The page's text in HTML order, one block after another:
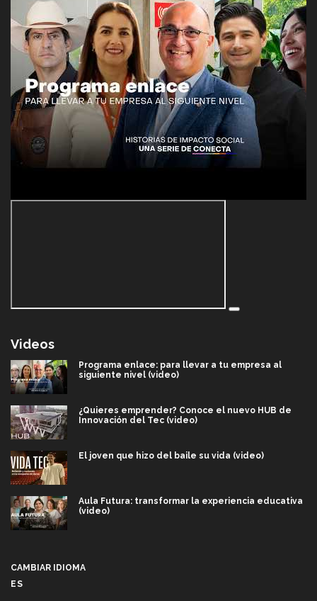
Videos
Programa enlace: para llevar a tu empresa al
siguiente nivel (video)
¿Quieres emprender? Conoce el nuevo HUB de
Innovación del Tec (video)
El joven que hizo del baile su vida (video)
Aula Futura: transformar la experiencia educativa
(video)
CAMBIAR IDIOMA
ES